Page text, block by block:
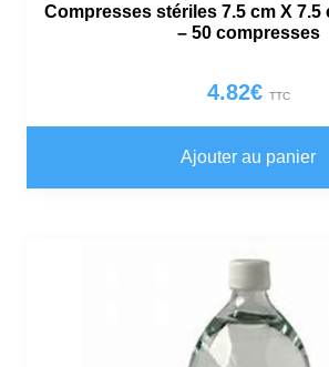
Compresses stériles 7.5 cm X 7.5
– 50 compresses
4.82€ TTC
Ajouter au panier